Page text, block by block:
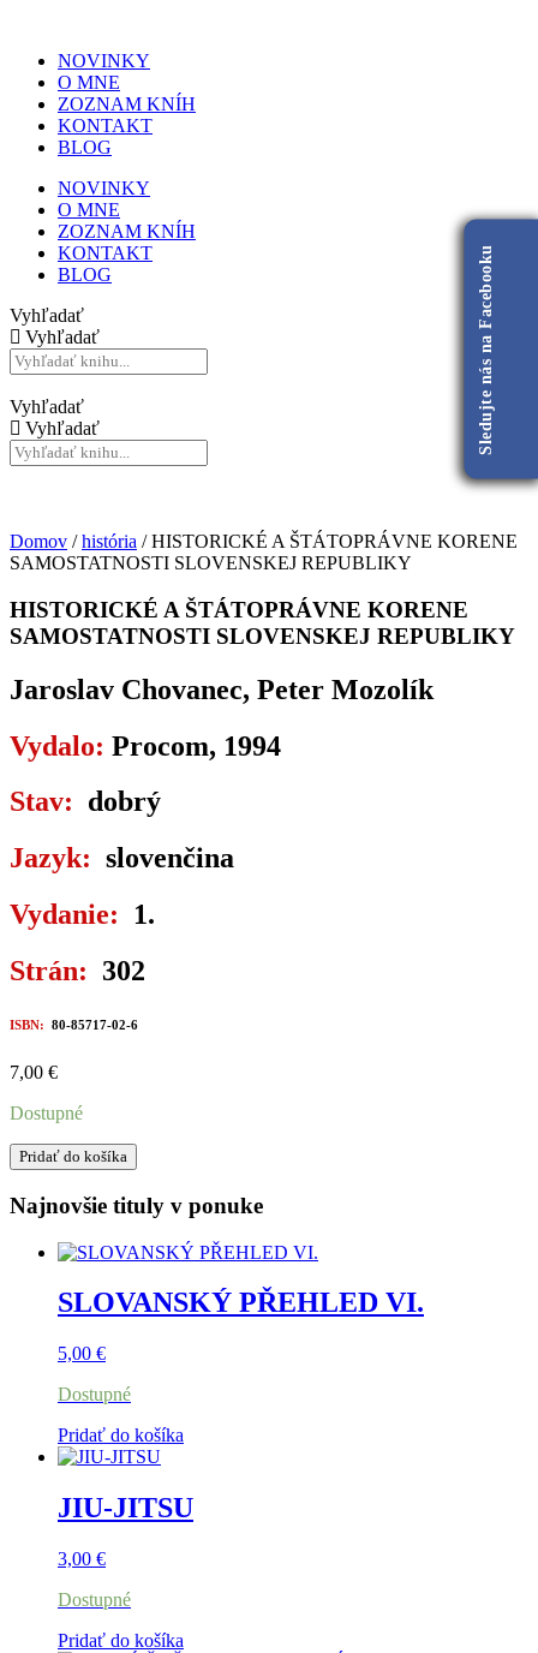
NOVINKY
O MNE
ZOZNAM KNÍH
KONTAKT
BLOG
NOVINKY
O MNE
ZOZNAM KNÍH
KONTAKT
BLOG
Vyhľadať
Vyhľadať
Vyhľadať
Vyhľadať
Domov /história / HISTORICKÉ A ŠTÁTOPRÁVNE KORENE
SAMOSTATNOSTI SLOVENSKEJ REPUBLIKY
HISTORICKÉ A ŠTÁTOPRÁVNE KORENE
SAMOSTATNOSTI SLOVENSKEJ REPUBLIKY
Jaroslav Chovanec, Peter Mozolík
Vydalo: Procom, 1994
Stav: dobrý
Jazyk: slovenčina
Vydanie: 1.
Strán: 302
ISBN: 80-85717-02-6
7,00 €
Dostupné
množstvo
HISTORICKÉ
A
ŠTÁTOPRÁVNE
KORENE
SAMOSTATNOSTI
REPUBLIKY
Pridať do košíka
Najnovšie tituly v ponuke
SLOVANSKÝ PŘEHLED VI.
5,00 €
Dostupné
Pridať do košíka
JIU-JITSU
3,00 €
Dostupné
Pridať do košíka
Sledujte nás na Facebooku